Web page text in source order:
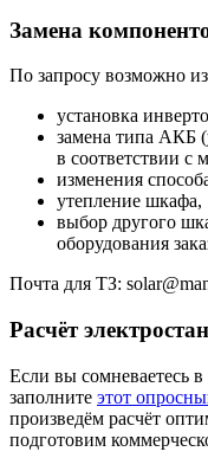
Замена
По запросу возможно
установка
замена типа АКБ
в соответствии с
изменения
утепление шкафа,
выбор другого
оборудования
Почта для ТЗ:
Расчёт
Если вы сомневаетесь
заполните этот
произведём расчёт
подготовим